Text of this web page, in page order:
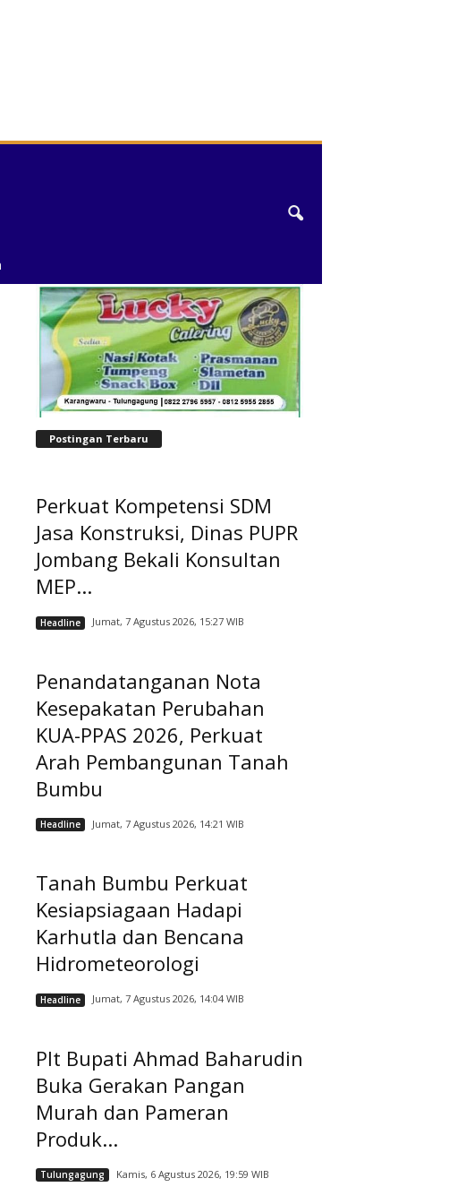
Postingan Terbaru
Perkuat Kompetensi SDM
Jasa Konstruksi, Dinas PUPR
Jombang Bekali Konsultan
MEP...
Headline Jumat, 7 Agustus 2026, 15:27 WIB
Penandatanganan Nota
Kesepakatan Perubahan
KUA-PPAS 2026, Perkuat
Arah Pembangunan Tanah
Bumbu
Headline Jumat, 7 Agustus 2026, 14:21 WIB
Tanah Bumbu Perkuat
Kesiapsiagaan Hadapi
Karhutla dan Bencana
Hidrometeorologi
Headline Jumat, 7 Agustus 2026, 14:04 WIB
Plt Bupati Ahmad Baharudin
Buka Gerakan Pangan
Murah dan Pameran
Produk...
Tulungagung Kamis, 6 Agustus 2026, 19:59 WIB